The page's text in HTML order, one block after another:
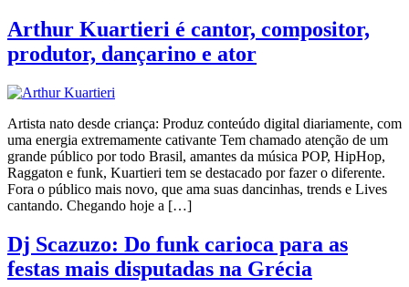
Arthur Kuartieri é cantor, compositor,
produtor, dançarino e ator
Artista nato desde criança: Produz conteúdo digital diariamente, com
uma energia extremamente cativante Tem chamado atenção de um
grande público por todo Brasil, amantes da música POP, HipHop,
Raggaton e funk, Kuartieri tem se destacado por fazer o diferente.
Fora o público mais novo, que ama suas dancinhas, trends e Lives
cantando. Chegando hoje a […]
Dj Scazuzo: Do funk carioca para as
festas mais disputadas na Grécia